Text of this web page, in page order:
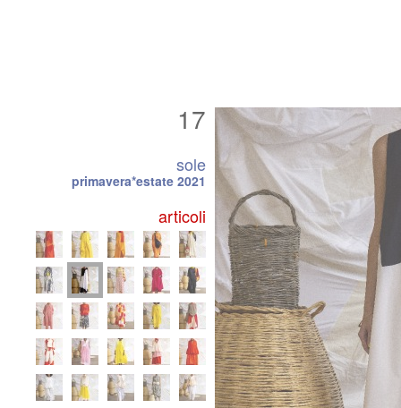
17
sole
primavera*estate 2021
articoli